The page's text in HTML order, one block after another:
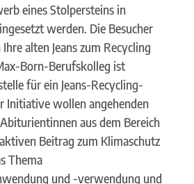
eines Stolpersteins in
werden. Die Besucher
alten Jeans zum Recycling
Born-Berufskolleg ist
für ein Jeans-Recycling-
Initiative wollen angehenden
aus dem Bereich
Beitrag zum Klimaschutz
Thema
und -verwendung und